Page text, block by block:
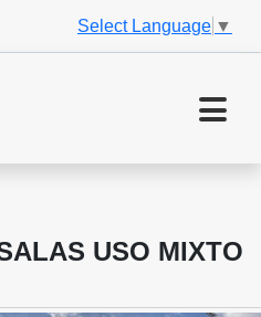
Select Language ▼
USO MIXTO